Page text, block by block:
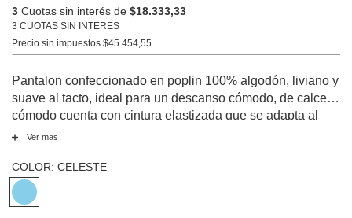
3 Cuotas sin interés de $18.333,33
3 CUOTAS SIN INTERES
Precio sin impuestos $45.454,55
Pantalon confeccionado en poplin 100% algodón, liviano y
suave al tacto, ideal para un descanso cómodo, de calce
cómodo cuenta con cintura elastizada que se adapta al
cuerpo y bolsillos laterales. Una propuesta versátil y
descanso con suavidad y estilo.
Ver mas
COLOR: CELESTE